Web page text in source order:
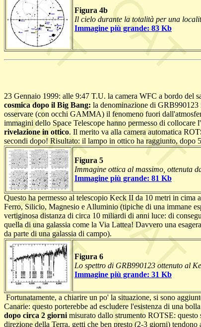
Figura 4b
Il cielo durante la totalità per una
Immagine più grande: 83 Kb
23 Gennaio 1999: alle 9:47 T.U. la camera WFC a bordo del
cosmica dopo il Big Bang: la denominazione di GRB990123
osservare (con occhi GAMMA) il fenomeno fuori
immagini dello Space Telescope hanno permesso di
rivelazione in ottico. Il merito va alla camera automatica
secondi dopo! Risultato: il lampo in ottico ha raggiunto,
Figura 5
Immagine ottica al massimo, ottenuta
Immagine più grande: 81 Kb
Questo ha permesso al telescopio Keck II da 10 metri in
Ferro, Silicio, Magnesio e Alluminio (tipiche di una immane
vertiginosa distanza di circa 10 miliardi di anni luce: di
quella di una galassia come la Via Lattea! Davvero una
da parte di una galassia di campo).
Figura 6
Lo spettro di GRB990123 ottenuto al
Immagine più grande: 31 Kb
Fortunatamente, a chiarire un po' la situazione, si sono
Canarie: questo porterebbe ad escludere l'esistenza di una
dopo circa 2 giorni misurato dallo strumento ROTSE:
direzione della Terra, getti che ben presto (2-3 giorni)